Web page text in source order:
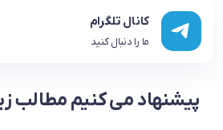
کانال تلگرام
ما را دنبال کنید
پیشنهاد می کنیم مطالب